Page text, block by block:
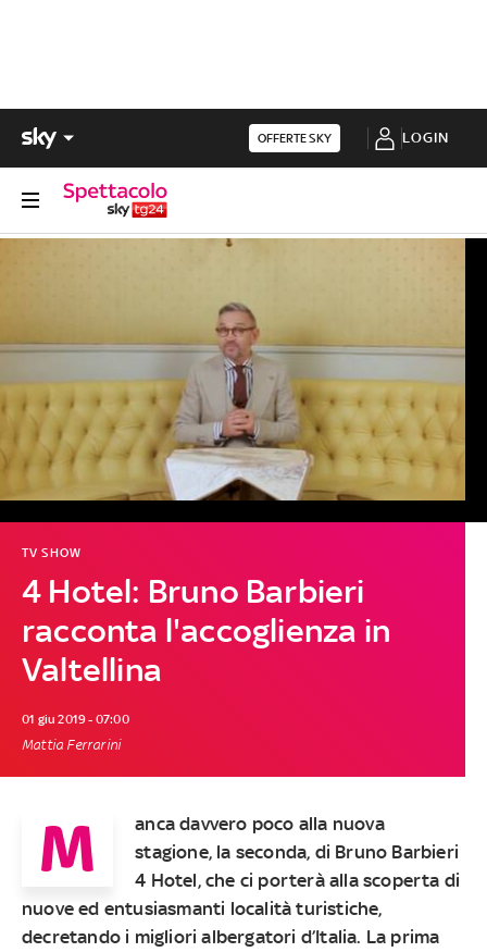
OFFERTE SKY LOGIN
4 Hotel: Bruno Barbieri
racconta l'accoglienza in
Valtellina
TV SHOW
01 giu 2019 - 07:00
Mattia Ferrarini
M
anca davvero poco alla nuova
stagione, la seconda, di Bruno Barbieri
4 Hotel, che ci porterà alla scoperta di
nuove ed entusiasmanti località turistiche,
decretando i migliori albergatori d’Italia. La prima